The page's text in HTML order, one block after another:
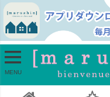
MENU
並び順
新着順
古い順
価格が安い順
価格が高い順